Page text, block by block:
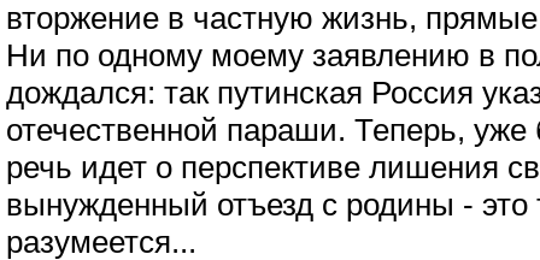
вторжение в частную жизнь,
Ни по одному моему заявлению в
дождался: так путинская Россия
отечественной параши. Теперь,
речь идет о перспективе лишения
вынужденный отъезд с родины -
разумеется...